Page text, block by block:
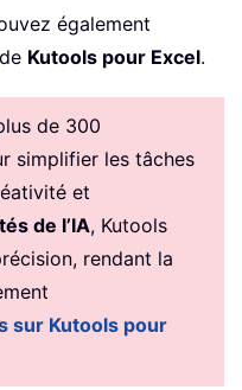
également
Kutools pour Excel.
de 300
simplifier les tâches
et
de l’IA, Kutools
rendant la
sur Kutools pour